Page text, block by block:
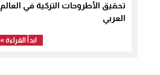
تحقيق الأطروحات التركية في العالم
العربي
ابدأ القراءة »